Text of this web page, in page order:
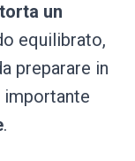
un
equilibrato,
preparare in
importante
.